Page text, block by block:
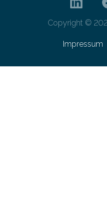
Copyright ©
Impressum